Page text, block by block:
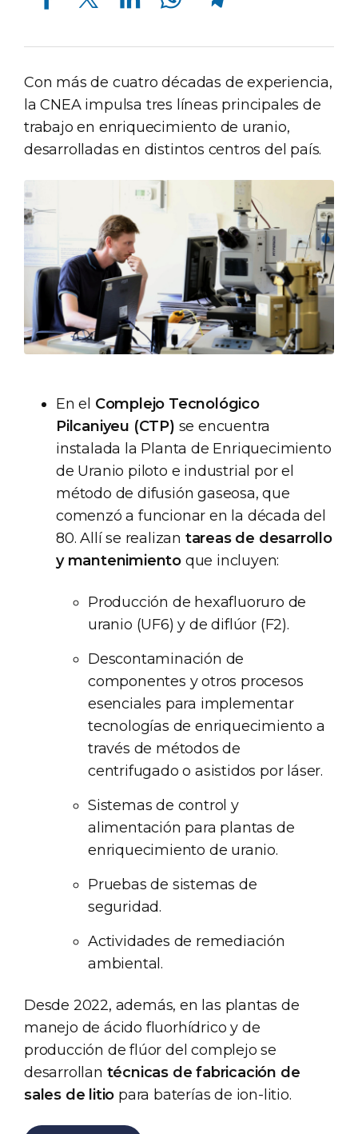
Con más de cuatro décadas de experiencia,
la CNEA impulsa tres líneas principales de
trabajo en enriquecimiento de uranio,
desarrolladas en distintos centros del país.
En el Complejo Tecnológico
Pilcaniyeu (CTP) se encuentra
instalada la Planta de Enriquecimiento
de Uranio piloto e industrial por el
método de difusión gaseosa, que
comenzó a funcionar en la década del
80. Allí se realizan tareas de desarrollo
y mantenimiento que incluyen:
Producción de hexafluoruro de
uranio (UF6) y de diflúor (F2).
Descontaminación de
componentes y otros procesos
esenciales para implementar
tecnologías de enriquecimiento a
través de métodos de
centrifugado o asistidos por láser.
Sistemas de control y
alimentación para plantas de
enriquecimiento de uranio.
Pruebas de sistemas de
seguridad.
Actividades de remediación
ambiental.
Desde 2022, además, en las plantas de
manejo de ácido fluorhídrico y de
producción de flúor del complejo se
desarrollan técnicas de fabricación de
sales de litio para baterías de ion-litio.